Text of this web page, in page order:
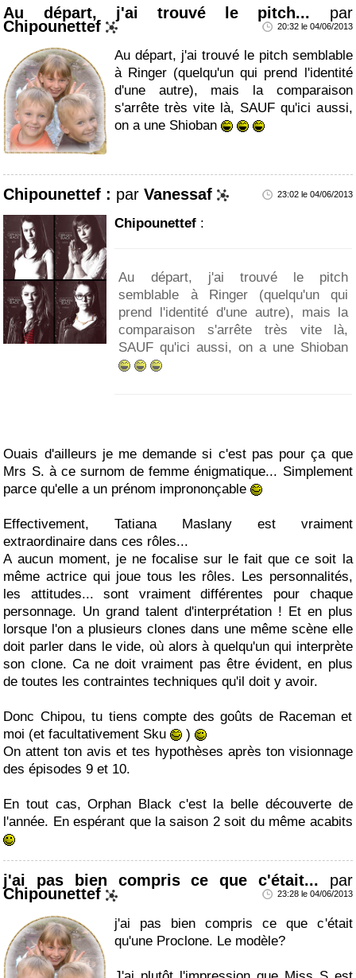
Au départ, j'ai trouvé le pitch... par
Chipounettef 20:32 le 04/06/2013
Au départ, j'ai trouvé le pitch semblable
à Ringer (quelqu'un qui prend l'identité
d'une autre), mais la comparaison
s'arrête très vite là, SAUF qu'ici aussi,
on a une Shioban
Chipounettef : parVanessaf 23:02 le 04/06/2013
Chipounettef :
Au départ, j'ai trouvé le pitch
semblable à Ringer (quelqu'un qui
prend l'identité d'une autre), mais la
comparaison s'arrête très vite là,
SAUF qu'ici aussi, on a une Shioban
Ouais d'ailleurs je me demande si c'est pas pour ça que
Mrs S. à ce surnom de femme énigmatique... Simplement
parce qu'elle a un prénom imprononçable
Effectivement, Tatiana Maslany est vraiment
extraordinaire dans ces rôles...
A aucun moment, je ne focalise sur le fait que ce soit la
même actrice qui joue tous les rôles. Les personnalités,
les attitudes... sont vraiment différentes pour chaque
personnage. Un grand talent d'interprétation ! Et en plus
lorsque l'on a plusieurs clones dans une même scène elle
doit parler dans le vide, où alors à quelqu'un qui interprète
son clone. Ca ne doit vraiment pas être évident, en plus
de toutes les contraintes techniques qu'il doit y avoir.
Donc Chipou, tu tiens compte des goûts de Raceman et
moi (et facultativement Sku
)
On attent ton avis et tes hypothèses après ton visionnage
des épisodes 9 et 10.
En tout cas, Orphan Black c'est la belle découverte de
l'année. En espérant que la saison 2 soit du même acabits
j'ai pas bien compris ce que c'était... par
Chipounettef 23:28 le 04/06/2013
j'ai pas bien compris ce que c'était
qu'une Proclone. Le modèle?